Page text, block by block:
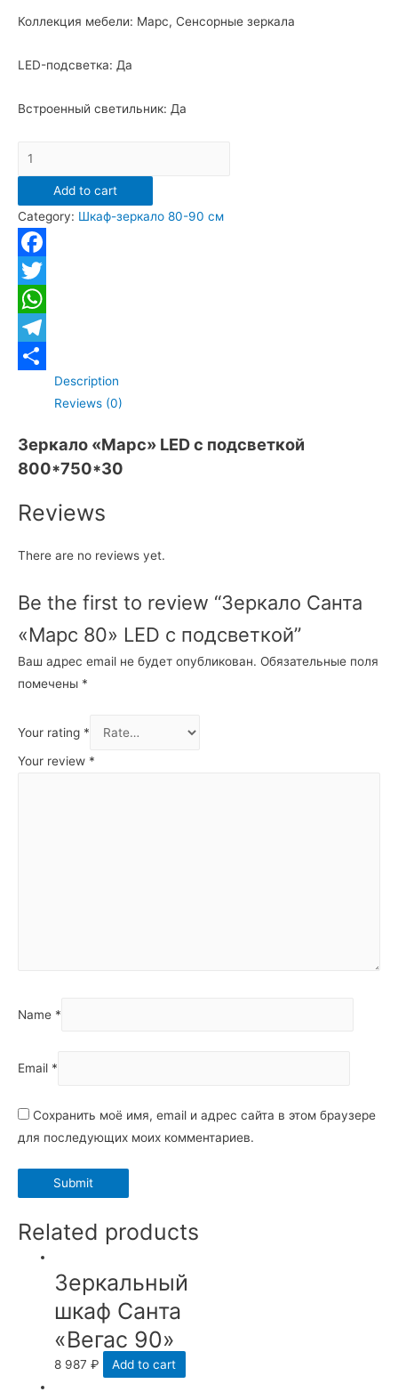
Коллекция мебели: Марс, Сенсорные зеркала
LED-подсветка: Да
Встроенный светильник: Да
Зеркало
Санта
"Марс
80"
LED
с
подсветкой
quantity
Add to cart
Category: Шкаф-зеркало 80-90 см
Facebook
Twitter
WhatsApp
Telegram
ОтправитьDescription
Reviews (0)
Зеркало «Марс» LED с подсветкой
800*750*30
Reviews
There are no reviews yet.
Be the first to review “Зеркало Санта
«Марс 80» LED с подсветкой”
Ваш адрес email не будет опубликован. Обязательные поля
помечены *
Your rating *
Your review *
Name *
Email *
Сохранить моё имя, email и адрес сайта в этом браузере
для последующих моих комментариев.
Related products
Зеркальный
шкаф Санта
«Вегас 90»
8 987₽ Add to cart